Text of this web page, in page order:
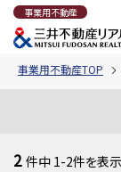
事業用不動産
事業用不動産TOP
2 件中 1-2件を表示